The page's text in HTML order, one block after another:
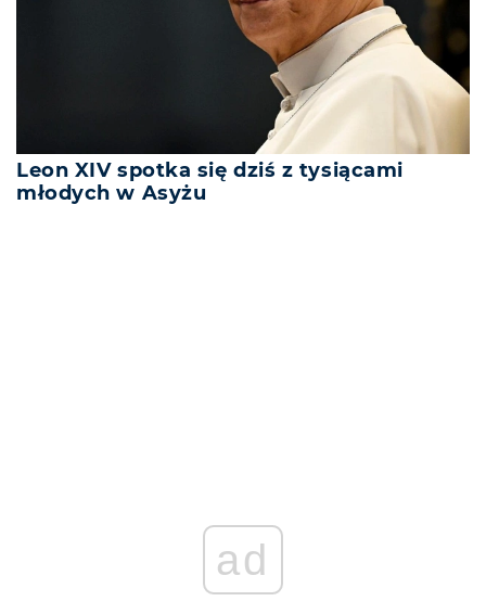
Leon XIV spotka się dziś z tysiącami
młodych w Asyżu